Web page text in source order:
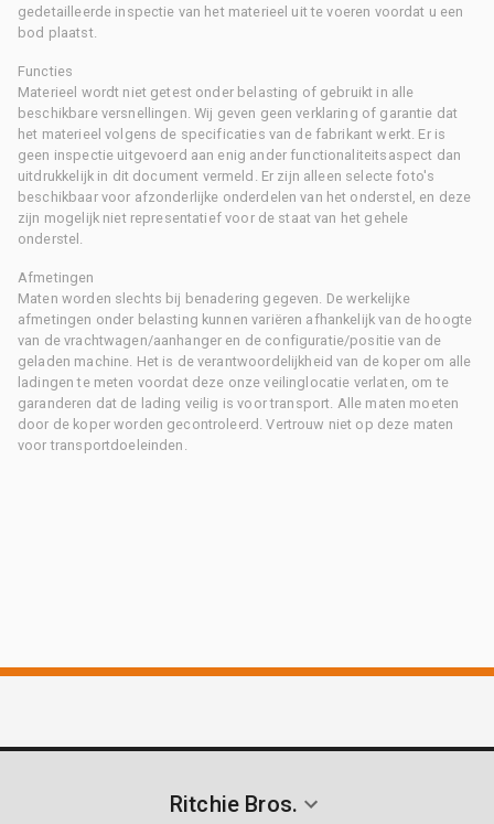
gedetailleerde inspectie van het materieel uit te voeren voordat u een
bod plaatst.
Functies
Materieel wordt niet getest onder belasting of gebruikt in alle
beschikbare versnellingen. Wij geven geen verklaring of garantie dat
het materieel volgens de specificaties van de fabrikant werkt. Er is
geen inspectie uitgevoerd aan enig ander functionaliteitsaspect dan
uitdrukkelijk in dit document vermeld. Er zijn alleen selecte foto's
beschikbaar voor afzonderlijke onderdelen van het onderstel, en deze
zijn mogelijk niet representatief voor de staat van het gehele
onderstel.
Afmetingen
Maten worden slechts bij benadering gegeven. De werkelijke
afmetingen onder belasting kunnen variëren afhankelijk van de hoogte
van de vrachtwagen/aanhanger en de configuratie/positie van de
geladen machine. Het is de verantwoordelijkheid van de koper om alle
ladingen te meten voordat deze onze veilinglocatie verlaten, om te
garanderen dat de lading veilig is voor transport. Alle maten moeten
door de koper worden gecontroleerd. Vertrouw niet op deze maten
voor transportdoeleinden.
Ritchie Bros.